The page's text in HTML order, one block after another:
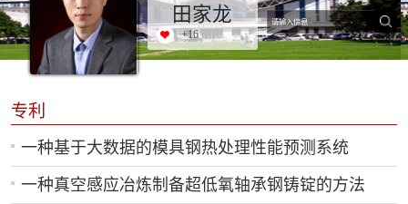
田家龙
+16
专利
一种基于大数据的模具钢热处理性能预测系统
一种真空感应冶炼制备超低氧轴承钢铸锭的方法